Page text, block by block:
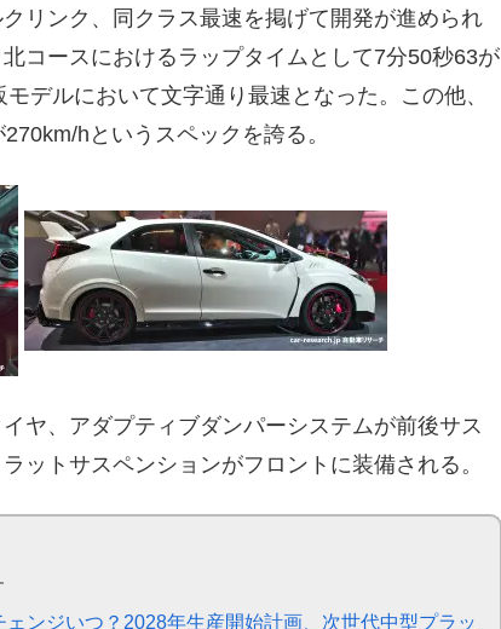
リンク、同クラス最速を掲げて開発が進められ
コースにおけるラップタイムとして7分50秒63が
デルにおいて文字通り最速となった。この他、
hというスペックを誇る。
ヤ、アダプティブダンパーシステムが前後サス
ットサスペンションがフロントに装備される。
ンジいつ？2028年生産開始計画、次世代中型プラッ